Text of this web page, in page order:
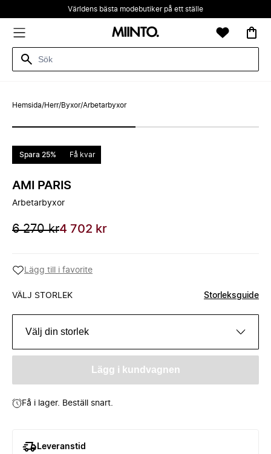
Världens bästa modebutiker på ett ställe
Hemsida/Herr/Byxor/Arbetarbyxor
Spara 25% Få kvar
AMI PARIS
Arbetarbyxor
6 270 kr4 702 kr
Lägg till i favorite
VÄLJ STORLEK Storleksguide
Välj din storlek
Lägg i kundvagnen
Få i lager. Beställ snart.
Leveranstid